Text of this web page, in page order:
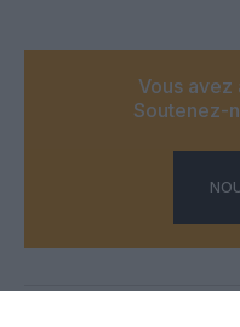
Vous avez
Soutenez-